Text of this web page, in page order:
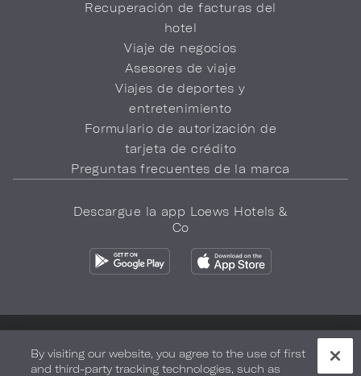
Recuperación de facturas del
hotel
Viaje de negocios
Asesores de viaje
Viajes de deportes y
entretenimiento
Formulario de autorización de
tarjeta de crédito
Preguntas frecuentes de la marca
Descargue la app Loews Hotels &
Co
Seguridad y bienestar Términos de Uso Accesibilidad
By visiting our website, you agree to the use of first
and third-party tracking technologies, such as